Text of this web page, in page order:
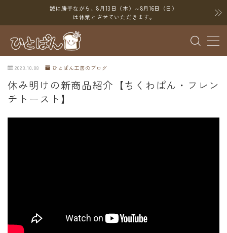
誠に勝手ながら、8月13日（木）～8月16日（日）
は休業とさせていただきます。
MENU
ブログ
SNS
YouTube
オンラインショップ
2023.10.08 ひとぱん工房のブログ
休み明けの新商品紹介【ちくわぱん・フレン
チトースト】